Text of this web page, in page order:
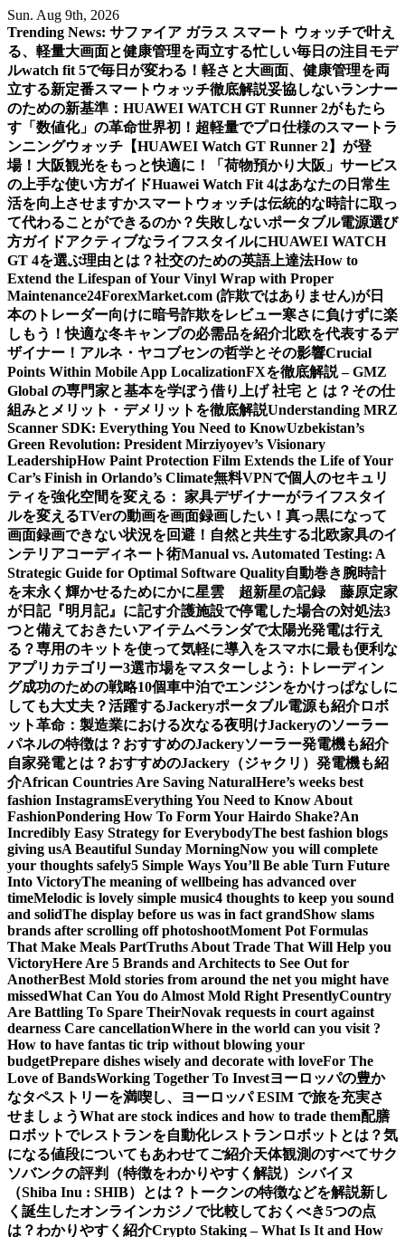
Skip
to
content
Sun. Aug 9th, 2026
Trending News: サファイア ガラス スマート ウォッチで叶え
る、軽量大画面と健康管理を両立する忙しい毎日の注目モデ
ルwatch fit 5で毎日が変わる！軽さと大画面、健康管理を両
立する新定番スマートウォッチ徹底解説妥協しないランナー
のための新基準：HUAWEI WATCH GT Runner 2がもたら
す「数値化」の革命世界初！超軽量でプロ仕様のスマートラ
ンニングウォッチ【HUAWEI Watch GT Runner 2】が登
場！ 大阪観光をもっと快適に！「荷物預かり大阪」サービス
の上手な使い方ガイドHuawei Watch Fit 4はあなたの日常生
活を向上させますかスマートウォッチは伝統的な時計に取っ
て代わることができるのか？ 失敗しないポータブル電源選び
方ガイドアクティブなライフスタイルにHUAWEI WATCH
GT 4を選ぶ理由とは？社交のための英語上達法How to
Extend the Lifespan of Your Vinyl Wrap with Proper
Maintenance24ForexMarket.com (詐欺ではありません)が日
本のトレーダー向けに暗号詐欺をレビュー寒さに負けずに楽
しもう！快適な冬キャンプの必需品を紹介北欧を代表するデ
ザイナー！アルネ・ヤコブセンの哲学とその影響Crucial
Points Within Mobile App LocalizationFXを徹底解説 – GMZ
Global の専門家と基本を学ぼう借り上げ 社宅 と は？その仕
組みとメリット・デメリットを徹底解説Understanding MRZ
Scanner SDK: Everything You Need to KnowUzbekistan’s
Green Revolution: President Mirziyoyev’s Visionary
LeadershipHow Paint Protection Film Extends the Life of Your
Car’s Finish in Orlando’s Climate無料VPNで個人のセキュリ
ティを強化空間を変える： 家具デザイナーがライフスタイ
ルを変えるTVerの動画を画面録画したい！真っ黒になって
画面録画できない状況を回避！ 自然と共生する北欧家具のイ
ンテリアコーディネート術Manual vs. Automated Testing: A
Strategic Guide for Optimal Software Quality自動巻き腕時計
を末永く輝かせるためにかに星雲 超新星の記録 藤原定家
が日記『明月記』に記す介護施設で停電した場合の対処法3
つと備えておきたいアイテムベランダで太陽光発電は行え
る？専用のキットを使って気軽に導入をスマホに最も便利な
アプリカテゴリー3選市場をマスターしよう: トレーディン
グ成功のための戦略10個車中泊でエンジンをかけっぱなしに
しても大丈夫？活躍するJackeryポータブル電源も紹介ロボ
ット革命：製造業における次なる夜明けJackeryのソーラー
パネルの特徴は？おすすめのJackeryソーラー発電機も紹介
自家発電とは？おすすめのJackery（ジャクリ）発電機も紹
介African Countries Are Saving NaturalHere’s weeks best
fashion InstagramsEverything You Need to Know About
FashionPondering How To Form Your Hairdo Shake?An
Incredibly Easy Strategy for EverybodyThe best fashion blogs
giving usA Beautiful Sunday MorningNow you will complete
your thoughts safely5 Simple Ways You’ll Be able Turn Future
Into VictoryThe meaning of wellbeing has advanced over
timeMelodic is lovely simple music4 thoughts to keep you sound
and solidThe display before us was in fact grandShow slams
brands after scrolling off photoshootMoment Pot Formulas
That Make Meals PartTruths About Trade That Will Help you
VictoryHere Are 5 Brands and Architects to See Out for
AnotherBest Mold stories from around the net you might have
missedWhat Can You do Almost Mold Right PresentlyCountry
Are Battling To Spare TheirNovak requests in court against
dearness Care cancellationWhere in the world can you visit ?
How to have fantas tic trip without blowing your
budgetPrepare dishes wisely and decorate with loveFor The
Love of BandsWorking Together To Investヨーロッパの豊か
なタペストリーを満喫し、ヨーロッパ ESIM で旅を充実さ
せましょうWhat are stock indices and how to trade them配膳
ロボットでレストランを自動化レストランロボットとは？気
になる値段についてもあわせてご紹介天体観測のすべてサク
ソバンクの評判（特徴をわかりやすく解説） シバイヌ
（Shiba Inu : SHIB）とは？トークンの特徴などを解説新し
く誕生したオンラインカジノで比較しておくべき5つの点
は？わかりやすく紹介Crypto Staking – What Is It and How